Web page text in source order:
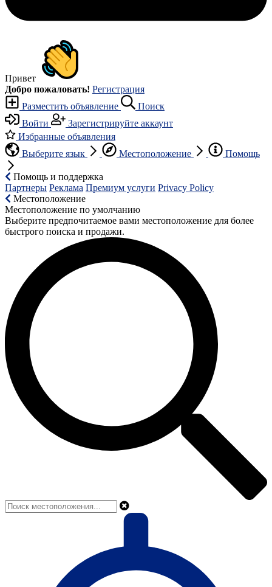
Привет
Добро пожаловать! Регистрация
Разместить объявление
Поиск
Войти
Зарегистрируйте аккаунт
Избранные объявления
Выберите язык
Местоположение Помощь
Помощь и поддержка
Партнеры Реклама Премиум услуги Privacy Policy
Местоположение
Местоположение по умолчанию
Выберите предпочитаемое вами местоположение для более
быстрого поиска и продажи.